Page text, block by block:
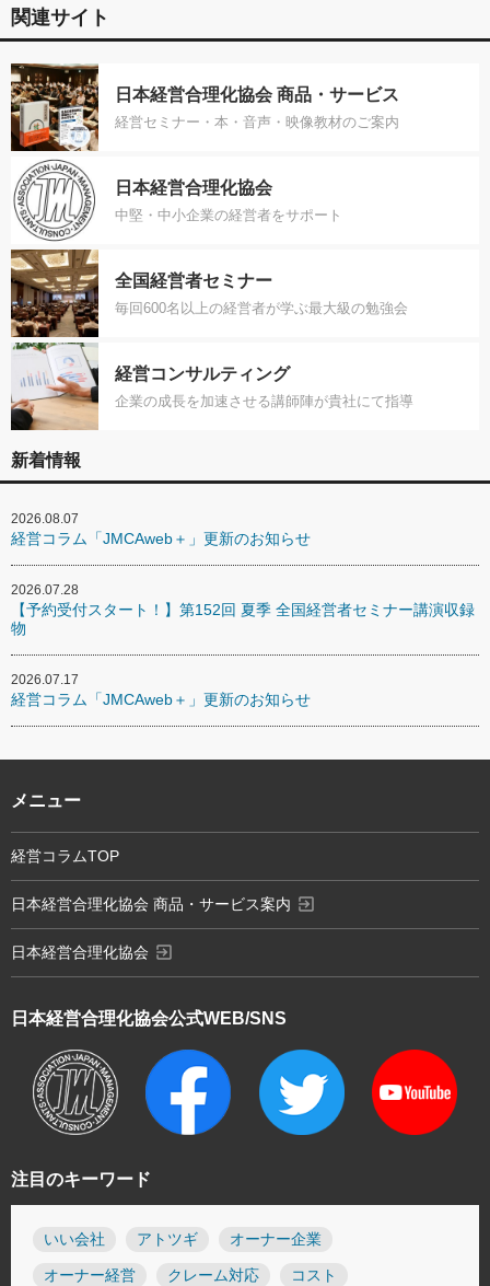
関連サイト
日本経営合理化協会 商品・サービス
経営セミナー・本・音声・映像教材のご案内
日本経営合理化協会
中堅・中小企業の経営者をサポート
全国経営者セミナー
毎回600名以上の経営者が学ぶ最大級の勉強会
経営コンサルティング
企業の成長を加速させる講師陣が貴社にて指導
新着情報
2026.08.07
経営コラム「JMCAweb＋」更新のお知らせ
2026.07.28
【予約受付スタート！】第152回 夏季 全国経営者セミナー講演収録
物
2026.07.17
経営コラム「JMCAweb＋」更新のお知らせ
注目のキーワード
いい会社 アトツギ オーナー企業
オーナー経営 クレーム対応 コスト
日本経営合理化協会公式WEB/SNS
メニュー
経営コラムTOP
日本経営合理化協会 商品・サービス案内 exit_to_app
日本経営合理化協会 exit_to_app